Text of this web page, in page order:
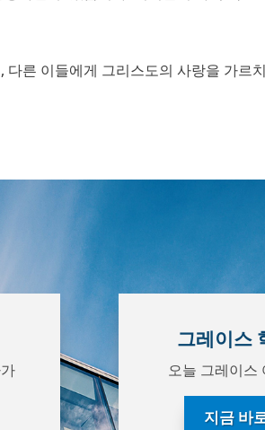
른 이들에게 그리스도의 사랑을 가르
그레이스
오늘 그레이스
지금 바